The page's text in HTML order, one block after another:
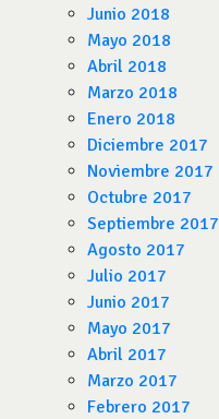
Junio 2018
Mayo 2018
Abril 2018
Marzo 2018
Enero 2018
Diciembre 2017
Noviembre 2017
Octubre 2017
Septiembre 2017
Agosto 2017
Julio 2017
Junio 2017
Mayo 2017
Abril 2017
Marzo 2017
Febrero 2017